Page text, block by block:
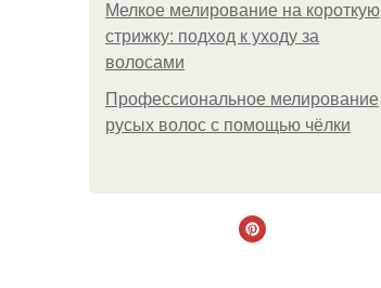
Мелкое мелирование на короткую
стрижку: подход к уходу за
волосами
Профессиональное мелирование
русых волос с помощью чёлки